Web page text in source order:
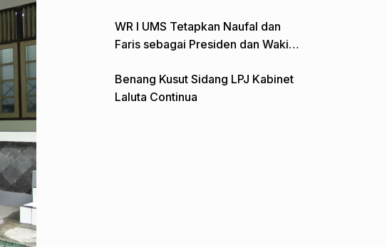
WR I UMS Tetapkan Naufal dan
Faris sebagai Presiden dan Wakil
Benang Kusut Sidang LPJ Kabinet
Laluta Continua